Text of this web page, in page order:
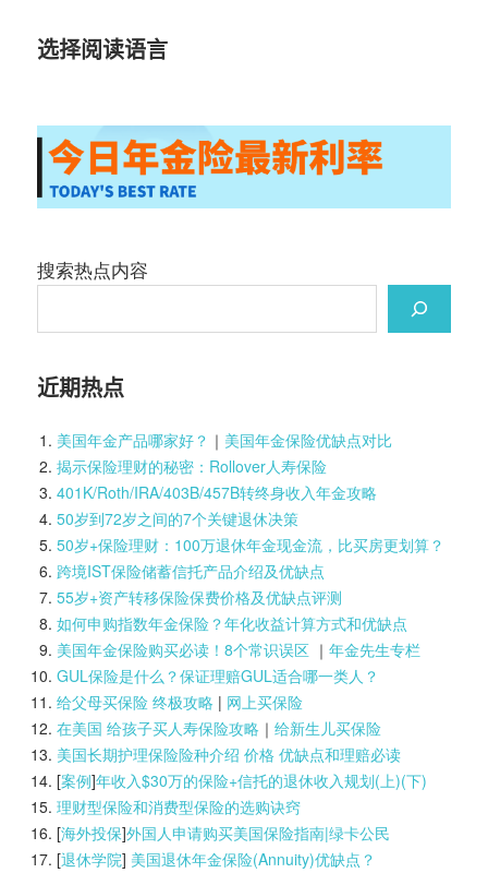
选择阅读语言
搜索热点内容
近期热点
美国年金产品哪家好？ ｜ 美国年金保险优缺点对比
揭示保险理财的秘密：Rollover人寿保险
401K/Roth/IRA/403B/457B转终身收入年金攻略
50岁到72岁之间的7个关键退休决策
50岁+保险理财：100万退休年金现金流，比买房更划算？
跨境IST保险储蓄信托产品介绍及优缺点
55岁+资产转移保险保费价格及优缺点评测
如何申购指数年金保险？年化收益计算方式和优缺点
美国年金保险购买必读！8个常识误区｜ 年金先生专栏
GUL保险是什么？保证理赔GUL适合哪一类人？
给父母买保险 终极攻略| 网上买保险
在美国 给孩子买人寿保险攻略｜ 给新生儿买保险
美国长期护理保险险种介绍 价格 优缺点和理赔必读
[案例]年收入$30万的保险+信托的退休收入规划(上)(下)
理财型保险和消费型保险的选购诀窍
[海外投保]外国人申请购买美国保险指南|绿卡公民
[退休学院] 美国退休年金保险(Annuity)优缺点？